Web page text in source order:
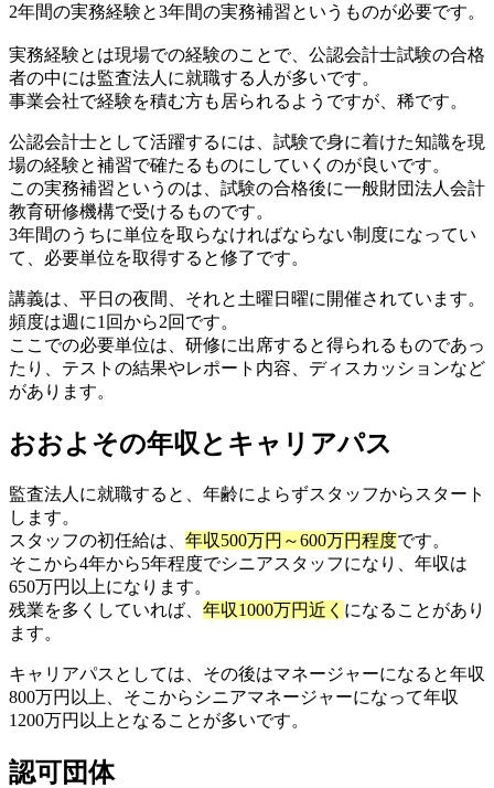
2年間の実務経験と3年間の実務補習というものが必要です。
実務経験とは現場での経験のことで、公認会計士試験の合格
者の中には監査法人に就職する人が多いです。
事業会社で経験を積む方も居られるようですが、稀です。
公認会計士として活躍するには、試験で身に着けた知識を現
場の経験と補習で確たるものにしていくのが良いです。
この実務補習というのは、試験の合格後に一般財団法人会計
教育研修機構で受けるものです。
3年間のうちに単位を取らなければならない制度になってい
て、必要単位を取得すると修了です。
講義は、平日の夜間、それと土曜日曜に開催されています。
頻度は週に1回から2回です。
ここでの必要単位は、研修に出席すると得られるものであっ
たり、テストの結果やレポート内容、ディスカッションなど
があります。
おおよその年収とキャリアパス
監査法人に就職すると、年齢によらずスタッフからスタート
します。
スタッフの初任給は、 年収500万円～600万円程度です。
そこから4年から5年程度でシニアスタッフになり、年収は
650万円以上になります。
残業を多くしていれば、 年収1000万円近く になることがあり
ます。
キャリアパスとしては、その後はマネージャーになると年収
800万円以上、そこからシニアマネージャーになって年収
1200万円以上となることが多いです。
認可団体